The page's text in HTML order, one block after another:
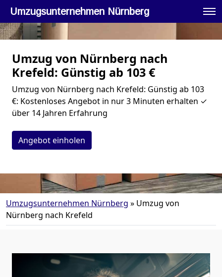
Umzugsunternehmen Nürnberg
Umzug von Nürnberg nach
Krefeld: Günstig ab 103 €
Umzug von Nürnberg nach Krefeld: Günstig ab 103
€: Kostenloses Angebot in nur 3 Minuten erhalten ✓
über 14 Jahren Erfahrung
Angebot einholen
Umzugsunternehmen Nürnberg » Umzug von
Nürnberg nach Krefeld